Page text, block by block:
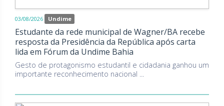
03/08/2026 Undime
Estudante da rede municipal de Wagner/BA recebe
resposta da Presidência da República após carta
lida em Fórum da Undime Bahia
Gesto de protagonismo estudantil e cidadania ganhou um
importante reconhecimento nacional ...